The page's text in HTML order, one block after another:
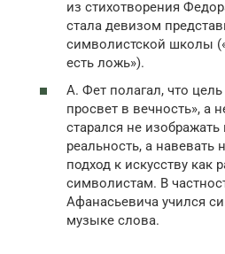
из стихотворения
стала девизом
символистской школы
есть ложь»).
А. Фет полагал, что
просвет в вечность», а
старался не изображать
реальность, а навевать
подход к искусству как
символистам. В
Афанасьевича учился
музыке слова.